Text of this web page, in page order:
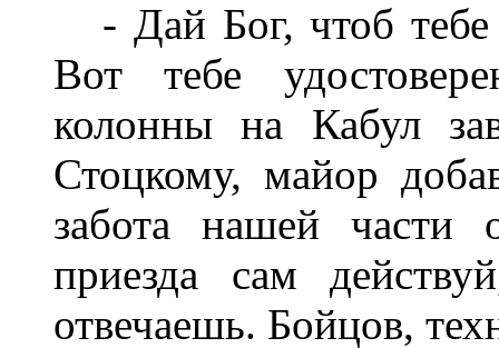
- Дай Бог, чтоб
Вот тебе
колонны на Кабул
Стоцкому, майор
забота нашей части
приезда сам
отвечаешь. Бойцов,